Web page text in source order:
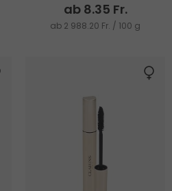
ab 8.35 Fr.
ab 2 988.20 Fr. / 100 g